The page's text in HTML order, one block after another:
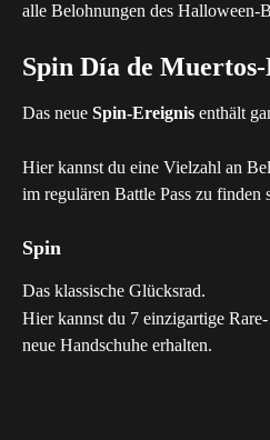
alle Belohnungen des Halloween-
Spin Día de
Das neue Spin-Ereignis enthält
Hier kannst du eine Vielzahl an
im regulären Battle Pass zu finden
Spin
Das klassische Glücksrad.
Hier kannst du 7 einzigartige
neue Handschuhe erhalten.